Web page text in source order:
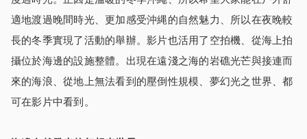
適地渡過晚間時光、更加感受沖縄的自然魅力、所以在夜晚較
長的冬季實現了活動的舉辦。影片也活用了空拍機、從海上拍
攝位於海邊的設施整體。出現在遠淺之海的岩礁光芒與接連而
來的海浪、從地上無法看到的壓倒性規模、夢幻光之世界、都
可在影片中看到。